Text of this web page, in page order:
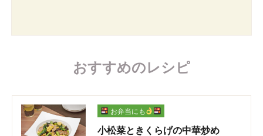
おすすめのレシピ
お弁当にも
小松菜ときくらげの中華炒め